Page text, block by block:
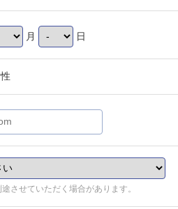
月 日
させていただく場合があります。